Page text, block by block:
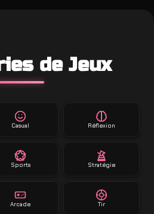
de Jeux
Casual Réflexion
Sports Stratégie
Arcade Tir